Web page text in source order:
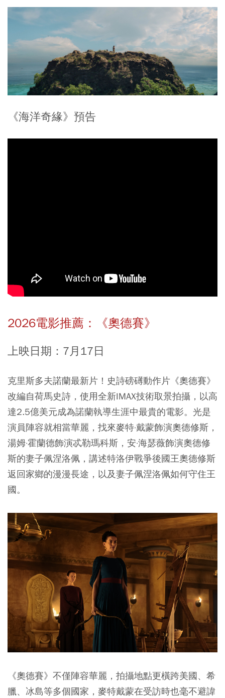
《海洋奇緣》預告
2026電影推薦：《奧德賽》
上映日期：7月17日
克里斯多夫諾蘭最新片！史詩磅礡動作片《奧德賽》
改編自荷馬史詩，使用全新IMAX技術取景拍攝，以高
達2.5億美元成為諾蘭執導生涯中最貴的電影。光是
演員陣容就相當華麗，找來麥特·戴蒙飾演奧德修斯，
湯姆·霍蘭德飾演忒勒瑪科斯，安·海瑟薇飾演奧德修
斯的妻子佩涅洛佩，講述特洛伊戰爭後國王奧德修斯
返回家鄉的漫漫長途，以及妻子佩涅洛佩如何守住王
國。
《奧德賽》不僅陣容華麗，拍攝地點更橫跨美國、希
臘、冰島等多個國家，麥特戴蒙在受訪時也毫不避諱